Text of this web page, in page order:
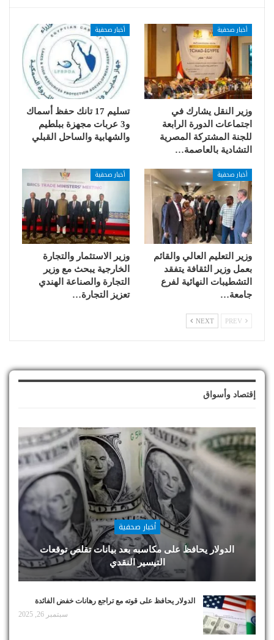
أخبار صحفية
وزير النقل يشارك في
اجتماعات الدورة الرابعة
للجنة المشتركة المصرية
التشادية بالعاصمة…
أخبار صحفية
تسليم 17 تانك حفظ أسماك
و3 عربات مجهزة ببلطيم
والشهابية والساحل القبلي
أخبار صحفية
وزير التعليم العالي والقائم
بعمل وزير الثقافة يتفقد
التشطيبات النهائية لفرع
جامعة…
أخبار صحفية
وزير الاستثمار والتجارة
الخارجية يبحث مع وزير
التجارة والصناعة الهندي
تعزيز التجارة…
NEXT
إقتصاد وأسواق
أخبار صحفية
الدولار يحافظ على مكاسبه بعد بيانات تقلص توقعات
التيسير النقدي
الدولار يحافظ على قوته مع تراجع رهانات خفض الفائدة
سبتمبر 26, 2025